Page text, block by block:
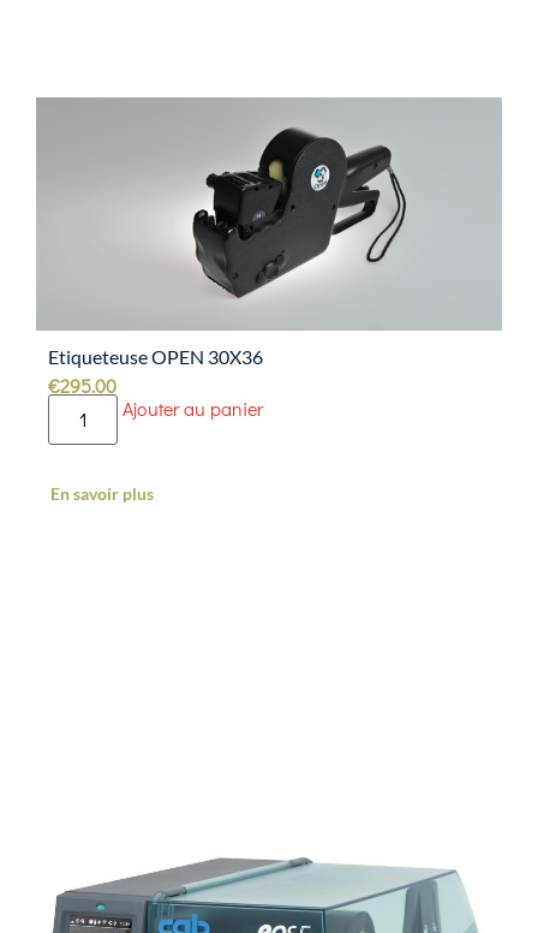
Etiqueteuse OPEN 30X36
€295.00
Ajouter au panier
En savoir plus